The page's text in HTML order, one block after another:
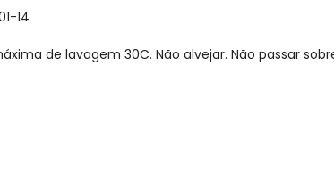
14
de lavagem 30C. Não alvejar. Não passar